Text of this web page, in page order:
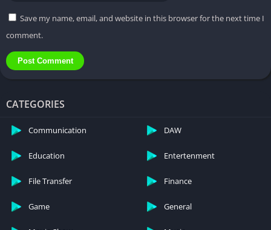
sevdikleri içeriğin keyfini çıkarabilirler.
Kullanıcı Dostu Arayüz:
arayüze sahiptir.
Çevrimdışı İzleme:İnat Box, kullanıcıların filmleri ve TV
tanıyarak internet bağlantısı olmasa bile kesintisiz eğlence
sağlar.
library, ensuring users have access to the latest movies and
çeşitli altyazılar arasından seçim yaparak izleme
Save my name, email, and website in this browser for the next time I
comment.
CATEGORIES
Communication DAW
Education Entertenment
File Transfer Finance
Game General